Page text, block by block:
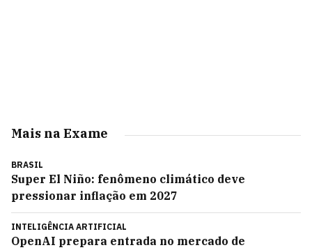
Mais na Exame
BRASIL
Super El Niño: fenômeno climático deve
pressionar inflação em 2027
INTELIGÊNCIA ARTIFICIAL
OpenAI prepara entrada no mercado de